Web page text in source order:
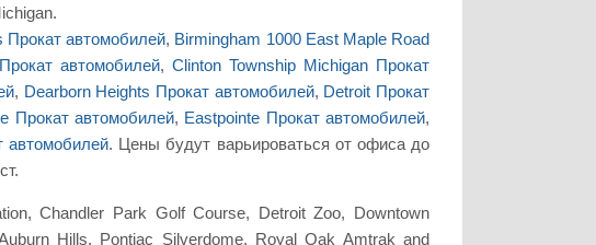
Прокат автомобилей, Birmingham 1000 East Maple Road
автомобилей,Clinton Township Michigan Прокат
, Dearborn Heights Прокат автомобилей, Detroit Прокат
Прокат автомобилей, Eastpointe Прокат автомобилей,
автомобилей. Цены будут варьироваться от офиса до
Chandler Park Golf Course, Detroit Zoo, Downtown
Hills, Pontiac Silverdome, Royal Oak Amtrak and